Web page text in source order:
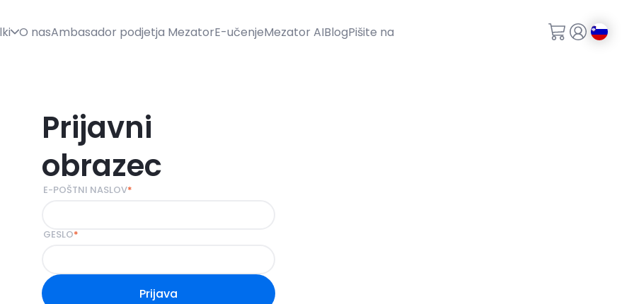
O nasAmbasador podjetja MezatorE-učenjeMezator AIBlogPišite na
Prijavni
obrazec
E-POŠTNI NASLOV*
GESLO*
Prijava